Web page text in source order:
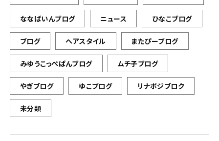
ななぱいんブログ ニュース ひなこブログ
ブログ ヘアスタイル またぴーブログ
みゆうこっぺぱんブログ ムチ子ブログ
やぎブログ ゆこブログ リナポジブロク
未分類